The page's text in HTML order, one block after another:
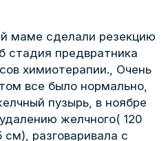
маме сделали резекцию
стадия предвратника
химиотерапии., Очень
все было нормально,
пузырь, в ноябре
желчного( 120
разговаривала с